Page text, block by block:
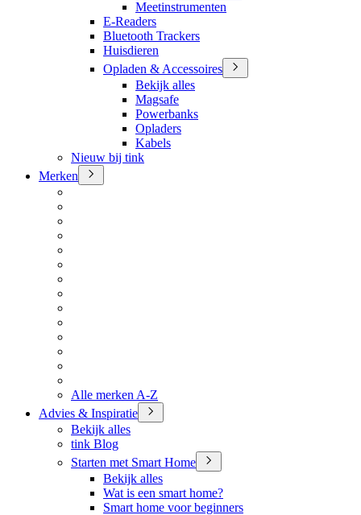
Meetinstrumenten
E-Readers
Bluetooth Trackers
Huisdieren
Opladen & Accessoires
Bekijk alles
Magsafe
Powerbanks
Opladers
Kabels
Nieuw bij tink
Merken
Alle merken A-Z
Advies & Inspiratie
Bekijk alles
tink Blog
Starten met Smart Home
Bekijk alles
Wat is een smart home?
Smart home voor beginners